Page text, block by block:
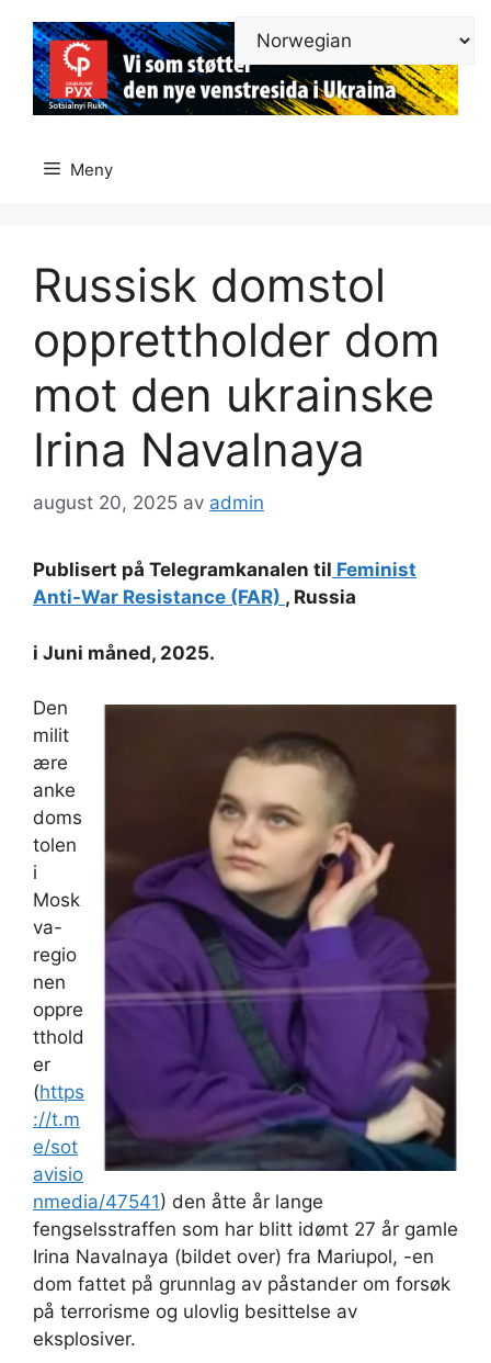
innhold
Meny
Russisk domstol
opprettholder dom
mot den ukrainske
Irina Navalnaya
august 20, 2025 av admin
Publisert på Telegramkanalen til Feminist
Anti-War Resistance (FAR) , Russia
i Juni måned, 2025.
Den
milit
ære
anke
doms
tolen
i
Mosk
va-
regio
nen
oppre
tthold
er
(https
://t.m
e/sot
avisio
nmedia/47541) den åtte år lange
fengselsstraffen som har blitt idømt 27 år gamle
Irina Navalnaya (bildet over) fra Mariupol, -en
dom fattet på grunnlag av påstander om forsøk
på terrorisme og ulovlig besittelse av
eksplosiver.